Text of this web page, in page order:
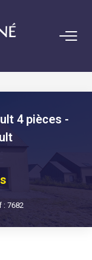
4 pièces -
: 7682